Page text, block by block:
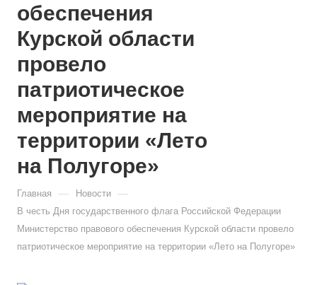
обеспечения
Курской области
провело
патриотическое
мероприятие на
территории «Лето
на Полугоре»
Главная — Новости —
В честь Дня государственного флага Российской Федерации
Министерство правового обеспечения Курской области провело
патриотическое мероприятие на территории «Лето на Полугоре»